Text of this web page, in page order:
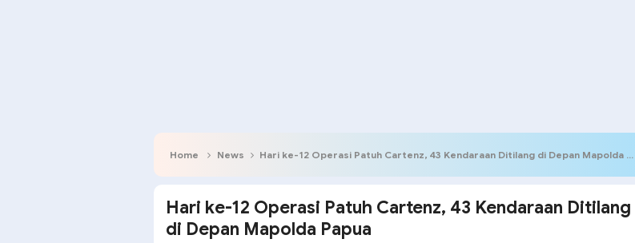
Home News Hari ke-12 Operasi Patuh Cartenz, 43 Kendaraan Ditilang di Depan Mapolda Papua
Hari ke-12 Operasi Patuh Cartenz, 43 Kendaraan Ditilang
di Depan Mapolda Papua